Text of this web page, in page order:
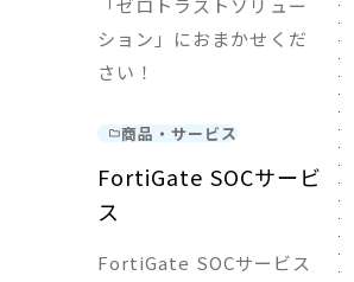
「ゼロトラストソリュー
ション」におまかせくだ
さい！
商品・サービス
FortiGate SOCサービ
ス
FortiGate SOCサービス